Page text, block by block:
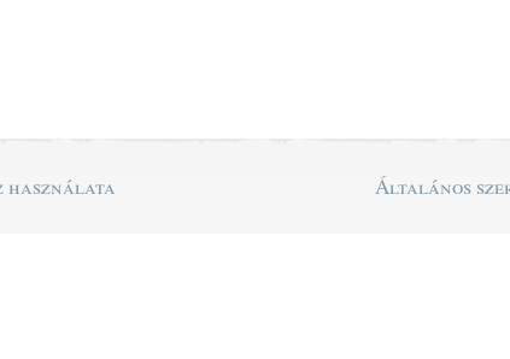
használata Általános